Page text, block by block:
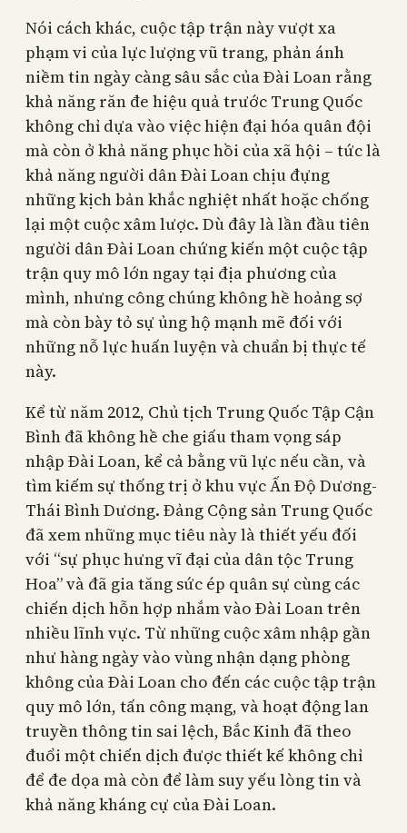
Nói cách khác, cuộc tập trận này vượt xa
phạm vi của lực lượng vũ trang, phản ánh
niềm tin ngày càng sâu sắc của Đài Loan rằng
khả năng răn đe hiệu quả trước Trung Quốc
không chỉ dựa vào việc hiện đại hóa quân đội
mà còn ở khả năng phục hồi của xã hội – tức là
khả năng người dân Đài Loan chịu đựng
những kịch bản khắc nghiệt nhất hoặc chống
lại một cuộc xâm lược. Dù đây là lần đầu tiên
người dân Đài Loan chứng kiến một cuộc tập
trận quy mô lớn ngay tại địa phương của
mình, nhưng công chúng không hề hoảng sợ
mà còn bày tỏ sự ủng hộ mạnh mẽ đối với
những nỗ lực huấn luyện và chuẩn bị thực tế
này.
Kể từ năm 2012, Chủ tịch Trung Quốc Tập Cận
Bình đã không hề che giấu tham vọng sáp
nhập Đài Loan, kể cả bằng vũ lực nếu cần, và
tìm kiếm sự thống trị ở khu vực Ấn Độ Dương-
Thái Bình Dương. Đảng Cộng sản Trung Quốc
đã xem những mục tiêu này là thiết yếu đối
với “sự phục hưng vĩ đại của dân tộc Trung
Hoa” và đã gia tăng sức ép quân sự cùng các
chiến dịch hỗn hợp nhắm vào Đài Loan trên
nhiều lĩnh vực. Từ những cuộc xâm nhập gần
như hàng ngày vào vùng nhận dạng phòng
không của Đài Loan cho đến các cuộc tập trận
quy mô lớn, tấn công mạng, và hoạt động lan
truyền thông tin sai lệch, Bắc Kinh đã theo
đuổi một chiến dịch được thiết kế không chỉ
để đe dọa mà còn để làm suy yếu lòng tin và
khả năng kháng cự của Đài Loan.